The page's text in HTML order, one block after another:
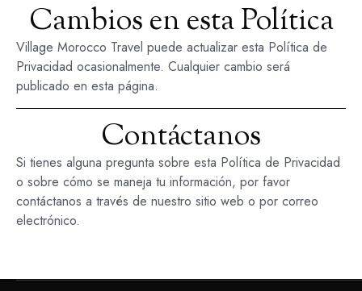
Cambios en esta Política
Village Morocco Travel puede actualizar esta Política de
Privacidad ocasionalmente. Cualquier cambio será
publicado en esta página.
Contáctanos
Si tienes alguna pregunta sobre esta Política de Privacidad
o sobre cómo se maneja tu información, por favor
contáctanos a través de nuestro sitio web o por correo
electrónico.